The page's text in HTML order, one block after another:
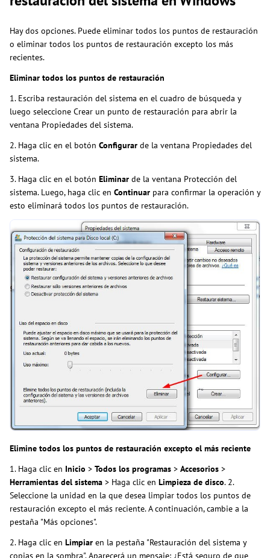
Hay dos opciones. Puede eliminar todos los puntos de restauración
o eliminar todos los puntos de restauración excepto los más
recientes.
Eliminar todos los puntos de restauración
1. Escriba restauración del sistema en el cuadro de búsqueda y
luego seleccione Crear un punto de restauración para abrir la
ventana Propiedades del sistema.
2. Haga clic en el botón Configurar de la ventana Propiedades del
sistema.
3. Haga clic en el botón Eliminar de la ventana Protección del
sistema. Luego, haga clic en Continuar para confirmar la operación y
esto eliminará todos los puntos de restauración.
Elimine todos los puntos de restauración excepto el más reciente
1. Haga clic en Inicio > Todos los programas > Accesorios >
Herramientas del sistema > Haga clic en Limpieza de disco. 2.
Seleccione la unidad en la que desea limpiar todos los puntos de
restauración excepto el más reciente. A continuación, cambie a la
pestaña "Más opciones".
2. Haga clic en Limpiar en la pestaña "Restauración del sistema y
copias en la sombra". Aparecerá un mensaje: ¿Está seguro de que